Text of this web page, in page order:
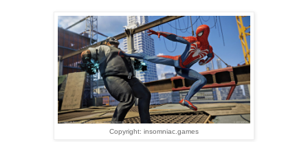
Copyright: insomniac.games